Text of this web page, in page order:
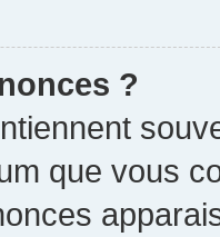
?
que vous